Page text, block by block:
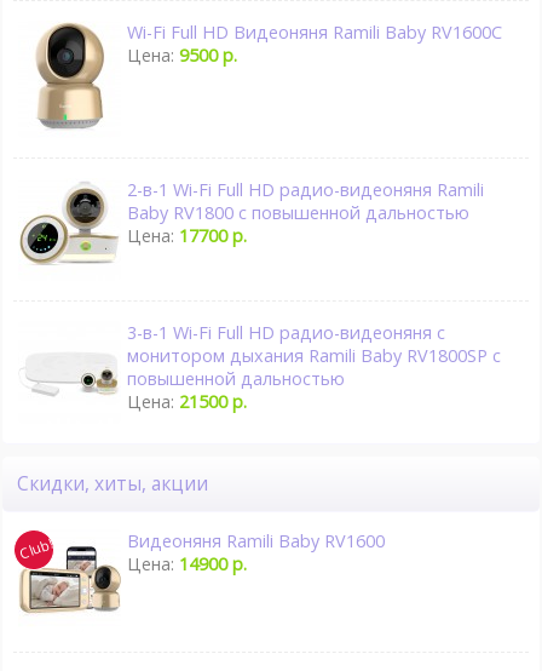
Wi-Fi Full HD Видеоняня Ramili Baby RV1600C
Цена:9500 р.
2-в-1 Wi-Fi Full HD радио-видеоняня Ramili
Baby RV1800 с повышенной дальностью
Цена: 17700 р.
3-в-1 Wi-Fi Full HD радио-видеоняня с
монитором дыхания Ramili Baby RV1800SP с
повышенной дальностью
Цена: 21500 р.
Скидки, хиты, акции
Видеоняня Ramili Baby RV1600
Цена: 14900 р.